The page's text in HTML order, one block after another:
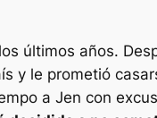
últimos años.
y le prometió
a Jen con